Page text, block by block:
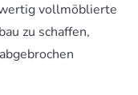
vollmöblierte
zu schaffen,